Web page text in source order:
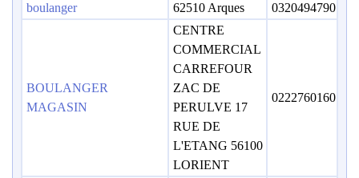
boulanger
62510 Arques 0320494790
BOULANGER
MAGASIN
CENTRE
COMMERCIAL
CARREFOUR
ZAC DE
PERULVE 17
RUE DE
L'ETANG 56100
LORIENT
0222760160